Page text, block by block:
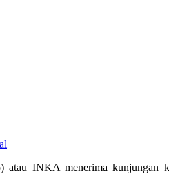
INKA menerima kunjungan